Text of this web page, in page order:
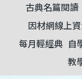
古典名篇閱讀
因材網線上
每月輕經典 自
教